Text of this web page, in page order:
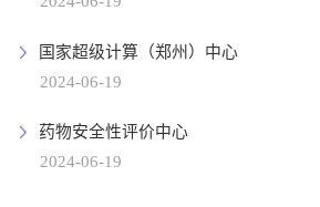
国家超级计算（郑州）中心
2024-06-19
药物安全性评价中心
2024-06-19